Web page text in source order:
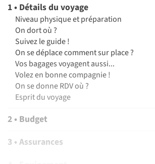
1 • Détails du voyage
Niveau physique et préparation
On dort où ?
Suivez le guide !
On se déplace comment sur place ?
Vos bagages voyagent aussi...
Volez en bonne compagnie !
On se donne RDV où ?
Esprit du voyage
2 • Budget
3 • Assurances